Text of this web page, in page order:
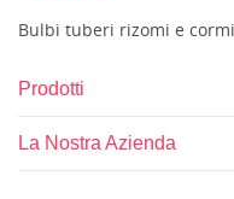
Bulbi tuberi rizomi e
Prodotti
La Nostra Azienda